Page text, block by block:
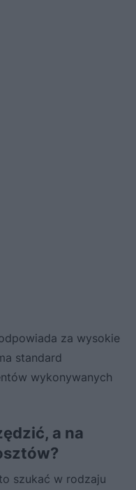
za wysokie
standard
wykonywanych
a na
szukać w rodzaju